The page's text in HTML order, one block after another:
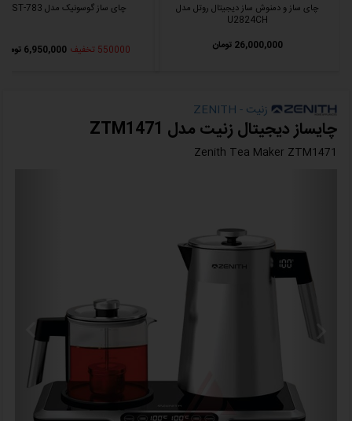
چای ساز و دمنوش ساز دیجیتال روتل مدل
U2824CH
26,000,000 تومان
چای ساز گوسونیک مدل GST-783
550000 تخفیف 6,950,000 تومان
زنیت - ZENITH
چایساز دیجیتال زنیت مدل ZTM1471
Zenith Tea Maker ZTM1471